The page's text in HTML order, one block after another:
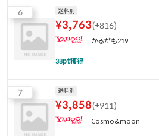
6 送料別
¥3,763(+816)
かるがも219
38pt獲得
7 送料別
¥3,858(+911)
Cosmo&moon